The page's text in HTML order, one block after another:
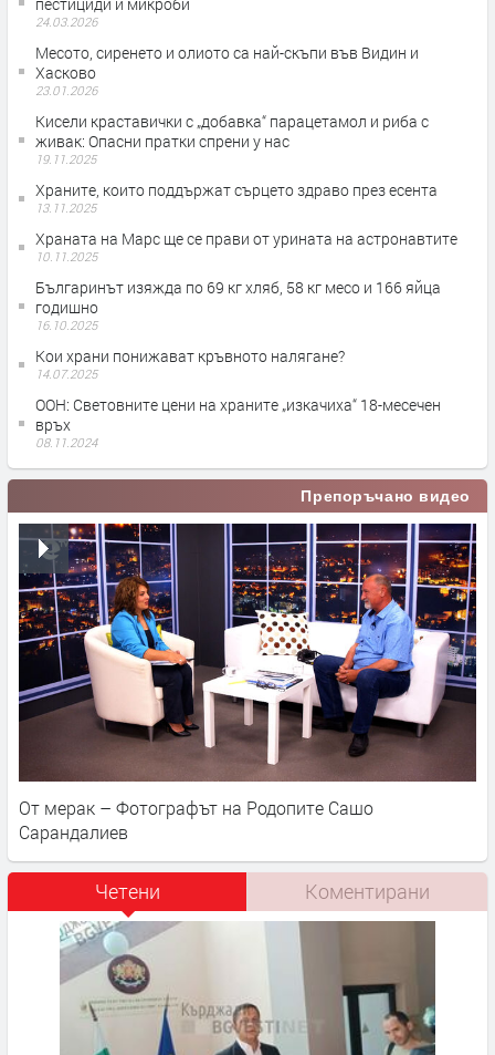
пестициди и микроби
24.03.2026
Месото, сиренето и олиото са най-скъпи във Видин и
Хасково
23.01.2026
Кисели краставички с „добавка“ парацетамол и риба с
живак: Опасни пратки спрени у нас
19.11.2025
Храните, които поддържат сърцето здраво през есента
13.11.2025
Храната на Марс ще се прави от урината на астронавтите
10.11.2025
Българинът изяжда по 69 кг хляб, 58 кг месо и 166 яйца
годишно
16.10.2025
Кои храни понижават кръвното налягане?
14.07.2025
ООН: Световните цени на храните „изкачиха“ 18-месечен
връх
08.11.2024
Препоръчано видео
От мерак – Фотографът на Родопите Сашо
Сарандалиев
Четени Коментирани